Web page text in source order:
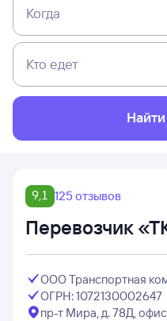
Когда
Кто едет
9,1 125 отзывов
Перевозчик
ООО Транспортная
ОГРН: 1072130002647
пр-т Мира, д. 78Д,